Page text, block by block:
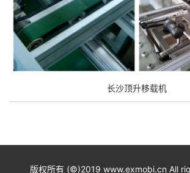
长沙顶升移载机
版权所有 (©)2019 www.exmobi.cn All